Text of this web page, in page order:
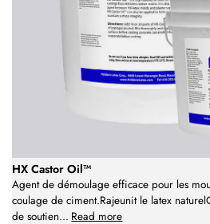
HX Castor Oil™
Agent de démoulage efficace pour les
coulage de ciment.Rajeunit le latex
de soutien... Read more